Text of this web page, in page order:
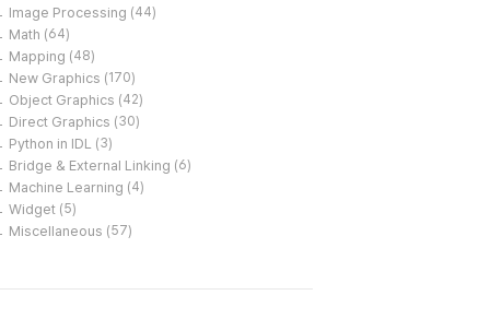
Image Processing (44)
Math (64)
Mapping (48)
New Graphics (170)
Object Graphics (42)
Direct Graphics (30)
Python in IDL (3)
Bridge & External Linking (6)
Machine Learning (4)
Widget (5)
Miscellaneous (57)